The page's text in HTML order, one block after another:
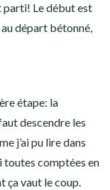
parti! Le début est
départ bétonné,
étape: la
descendre les
j’ai pu lire dans
toutes comptées en
ça vaut le coup.